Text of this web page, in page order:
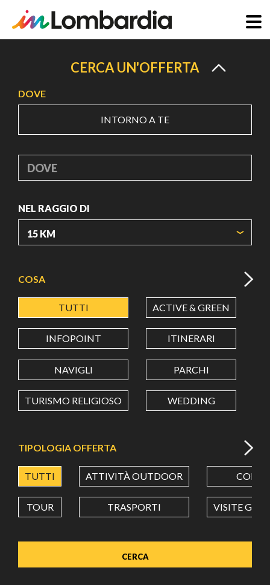
principale
CERCA UN'OFFERTA
DOVE
INTORNO A TE
DOVE
NEL RAGGIO DI
LATITUDINE
LONGITUDINE
Value in decimal degrees. Use dot (.) as decimal separator.
COSA
TUTTI ACTIVE & GREEN
INFOPOINT ITINERARI
NAVIGLI PARCHI
TURISMO RELIGIOSO WEDDING
TIPOLOGIA OFFERTA
TUTTI ATTIVITÀ OUTDOOR CORSI
TOUR TRASPORTI VISITE